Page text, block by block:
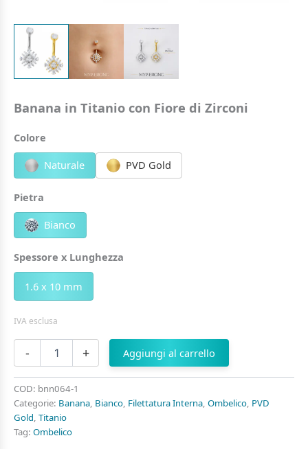
Banana in Titanio con Fiore di Zirconi
Colore
Naturale PVD Gold
Pietra
Bianco
Spessore x Lunghezza
1.6 x 10 mm
IVA esclusa
-
Banana
con
Fiore
di
Zirconi
quantità
+ Aggiungi al carrello
COD: bnn064-1
Categorie: Banana, Bianco, Filettatura Interna, Ombelico, PVD
Gold, Titanio
Tag: Ombelico